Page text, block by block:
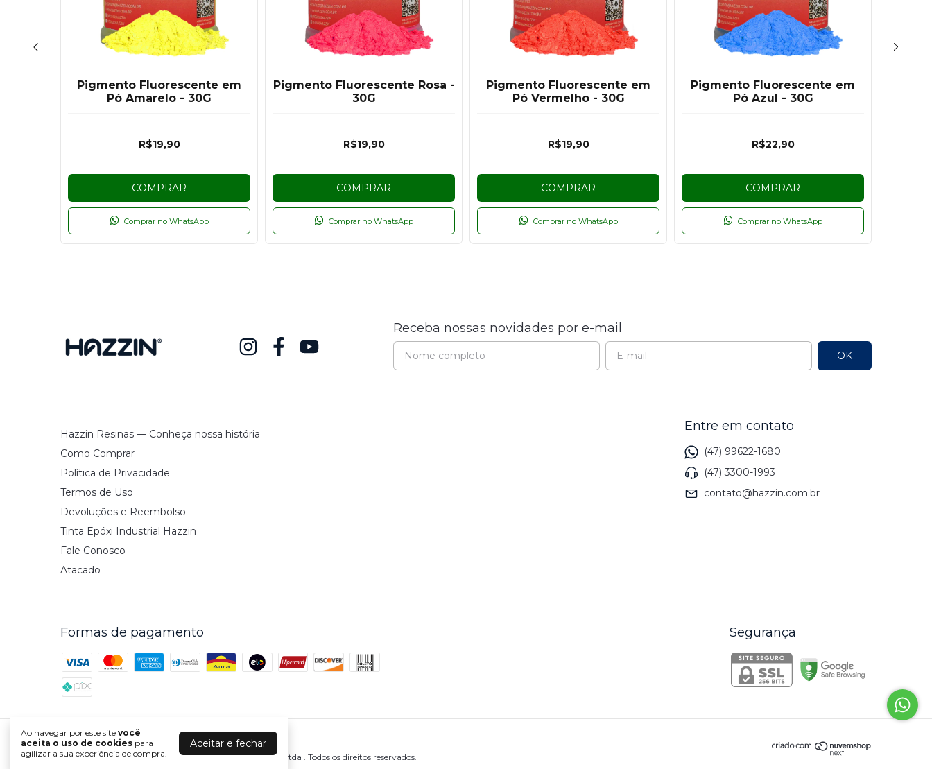
Ao navegar por este site você
aceita o uso de cookies para
agilizar a sua experiência de compra.
Aceitar e fechar
Pigmento Fluorescente em
Pó Amarelo - 30G
R$19,90
COMPRAR
Comprar no WhatsApp
Pigmento Fluorescente Rosa -
30G
R$19,90
COMPRAR
Comprar no WhatsApp
Pigmento Fluorescente em
Pó Vermelho - 30G
R$19,90
COMPRAR
Comprar no WhatsApp
Pigmento Fluorescente em
Pó Azul - 30G
R$22,90
COMPRAR
Comprar no WhatsApp
Receba nossas novidades por e-mail
Hazzin Resinas — Conheça nossa história
Como Comprar
Política de Privacidade
Termos de Uso
Devoluções e Reembolso
Tinta Epóxi Industrial Hazzin
Fale Conosco
Atacado
Entre em contato
(47) 99622-1680
(47) 3300-1993
contato@hazzin.com.br
Formas de pagamento Segurança
Hazzin
©2026. Hazzin Indústria e Comércio de Tintas e Resinas Ltda . Todos os direitos reservados.